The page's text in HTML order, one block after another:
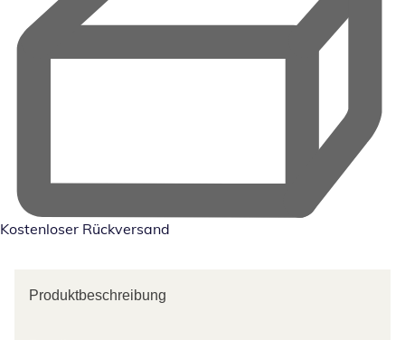
Kostenloser Rückversand
Produktbeschreibung